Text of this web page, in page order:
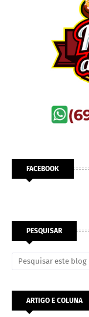
FACEBOOK
PESQUISAR
ARTIGO E COLUNA